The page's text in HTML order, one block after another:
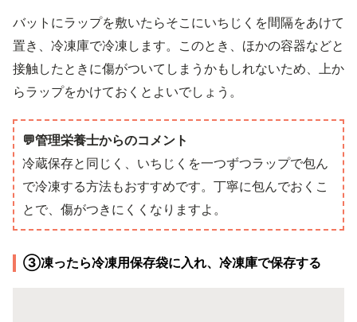
バットにラップを敷いたらそこにいちじくを間隔をあけて
置き、冷凍庫で冷凍します。このとき、ほかの容器などと
接触したときに傷がついてしまうかもしれないため、上か
らラップをかけておくとよいでしょう。
💬管理栄養士からのコメント
冷蔵保存と同じく、いちじくを一つずつラップで包ん
で冷凍する方法もおすすめです。丁寧に包んでおくこ
とで、傷がつきにくくなりますよ。
③凍ったら冷凍用保存袋に入れ、冷凍庫で保存する